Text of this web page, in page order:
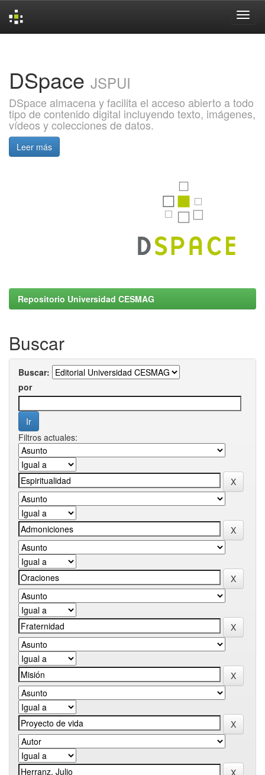
DSpace JSPUI
DSpace almacena y facilita el acceso abierto a todo
tipo de contenido digital incluyendo texto, imágenes,
vídeos y colecciones de datos.
Leer más
Repositorio Universidad CESMAG
Buscar
Buscar:
por
Filtros actuales: